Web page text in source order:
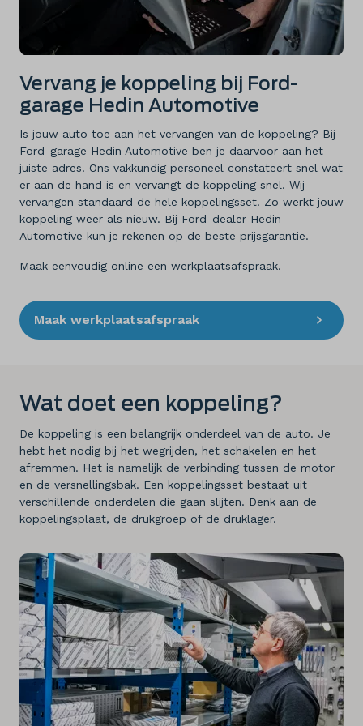
Kennis & advies
Land
Nederland
Taal
Nederlands
Vervang je koppeling bij Ford-
garage Hedin Automotive
Is jouw auto toe aan het vervangen van de koppeling? Bij
Ford-garage Hedin Automotive ben je daarvoor aan het
juiste adres. Ons vakkundig personeel constateert snel wat
er aan de hand is en vervangt de koppeling snel. Wij
vervangen standaard de hele koppelingsset. Zo werkt jouw
koppeling weer als nieuw. Bij Ford-dealer Hedin
Automotive kun je rekenen op de beste prijsgarantie.
Maak eenvoudig online een werkplaatsafspraak.
Maak werkplaatsafspraak
Wat doet een koppeling?
De koppeling is een belangrijk onderdeel van de auto. Je
hebt het nodig bij het wegrijden, het schakelen en het
afremmen. Het is namelijk de verbinding tussen de motor
en de versnellingsbak. Een koppelingsset bestaat uit
verschillende onderdelen die gaan slijten. Denk aan de
koppelingsplaat, de drukgroep of de druklager.